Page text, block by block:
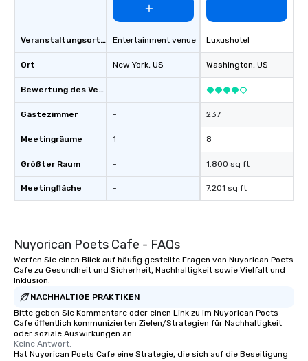
Veranstaltungsortstyp
Ort
Bewertung des Veranstaltungsortes
Gästezimmer
Meetingräume
Größter Raum
Meetingfläche
Entertainment venue
New York, US
-
-
1
-
-
Luxushotel
Washington, US
237
8
1.800 sq ft
7.201 sq ft
Nuyorican Poets Cafe - FAQs
Werfen Sie einen Blick auf häufig gestellte Fragen von Nuyorican Poets
Cafe zu Gesundheit und Sicherheit, Nachhaltigkeit sowie Vielfalt und
Inklusion.
NACHHALTIGE PRAKTIKEN
Bitte geben Sie Kommentare oder einen Link zu im Nuyorican Poets
Cafe öffentlich kommunizierten Zielen/Strategien für Nachhaltigkeit
oder soziale Auswirkungen an.
Keine Antwort.
Hat Nuyorican Poets Cafe eine Strategie, die sich auf die Beseitigung